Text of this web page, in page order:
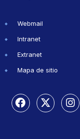
Webmail
Intranet
Extranet
Mapa de sitio